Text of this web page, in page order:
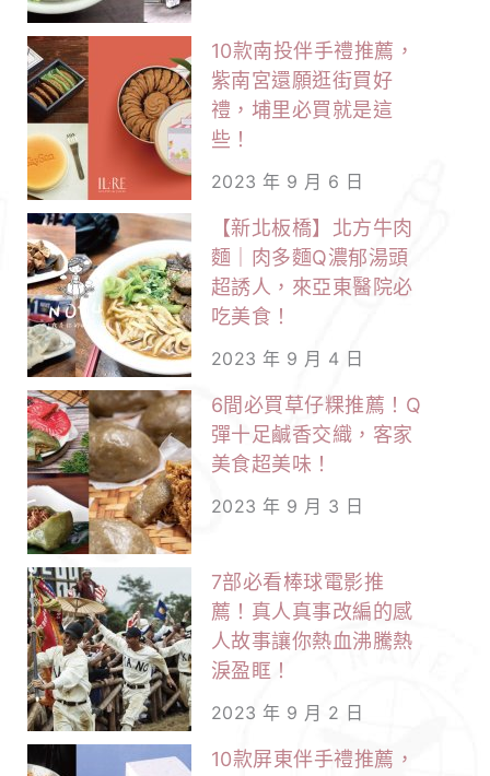
10款南投伴手禮推薦，
紫南宮還願逛街買好
禮，埔里必買就是這
些！
2023 年 9 月 6 日
【新北板橋】北方牛肉
麵｜肉多麵Q濃郁湯頭
超誘人，來亞東醫院必
吃美食！
2023 年 9 月 4 日
6間必買草仔粿推薦！Q
彈十足鹹香交織，客家
美食超美味！
2023 年 9 月 3 日
7部必看棒球電影推
薦！真人真事改編的感
人故事讓你熱血沸騰熱
淚盈眶！
2023 年 9 月 2 日
10款屏東伴手禮推薦，